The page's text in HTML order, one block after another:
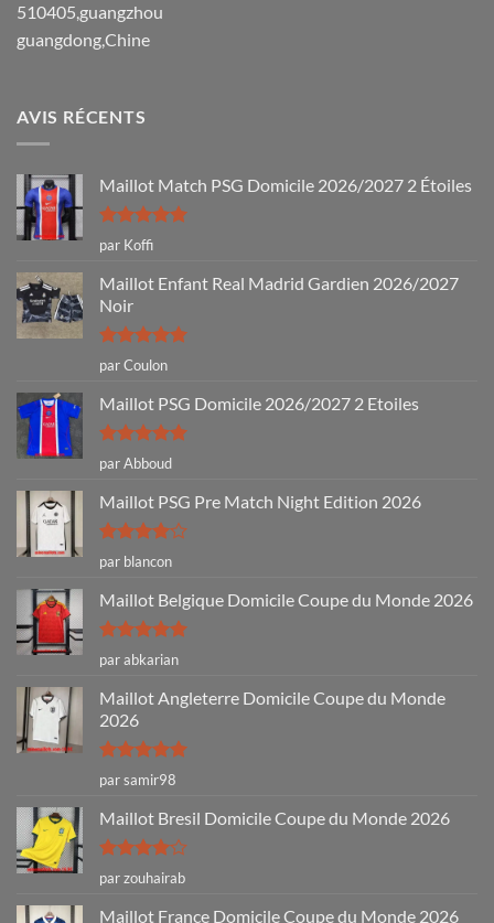
510405,guangzhou
guangdong,Chine
AVIS RÉCENTS
Maillot Match PSG Domicile 2026/2027 2 Étoiles
Note5sur
5
par Koffi
Maillot Enfant Real Madrid Gardien 2026/2027
Noir
Note5sur
5
par Coulon
Maillot PSG Domicile 2026/2027 2 Etoiles
Note5sur
5
par Abboud
Maillot PSG Pre Match Night Edition 2026
Note4
sur 5
par blancon
Maillot Belgique Domicile Coupe du Monde 2026
Note5sur
5
par abkarian
Maillot Angleterre Domicile Coupe du Monde
2026
Note5sur
5
par samir98
Maillot Bresil Domicile Coupe du Monde 2026
Note4
sur 5
par zouhairab
Maillot France Domicile Coupe du Monde 2026